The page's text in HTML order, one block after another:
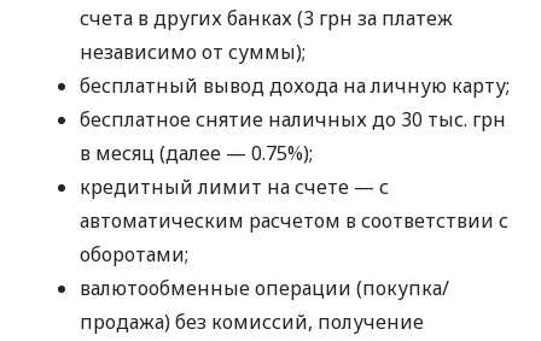
счета в других банках (3 грн за платеж
независимо от суммы);
бесплатный вывод дохода на личную карту;
бесплатное снятие наличных до 30 тыс. грн
в месяц (далее — 0.75%);
кредитный лимит на счете — с
автоматическим расчетом в соответствии с
оборотами;
валютообменные операции (покупка/
продажа) без комиссий, получение